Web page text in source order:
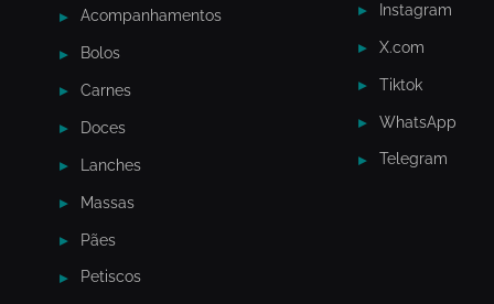
Acompanhamentos
Bolos
Carnes
Doces
Lanches
Massas
Pães
Petiscos
Instagram
X.com
Tiktok
WhatsApp
Telegram